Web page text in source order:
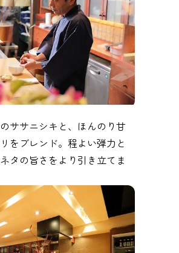
ササニシキと、ほんのり甘
をブレンド。程よい弾力と
タの旨さをより引き立てま